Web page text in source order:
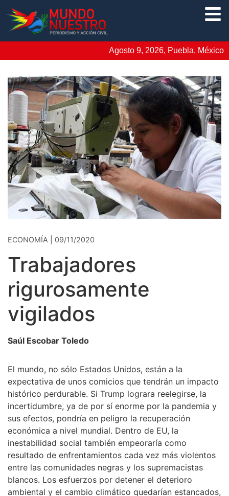
Agosto 9, 2026, Puebla, México
ECONOMÍA | 09/11/2020
Trabajadores
rigurosamente
vigilados
Saúl Escobar Toledo
El mundo, no sólo Estados Unidos, están a la
expectativa de unos comicios que tendrán un impacto
histórico perdurable. Si Trump lograra reelegirse, la
incertidumbre, ya de por sí enorme por la pandemia y
sus efectos, pondría en peligro la recuperación
económica a nivel mundial. Dentro de EU, la
inestabilidad social también empeoraría como
resultado de enfrentamientos cada vez más violentos
entre las comunidades negras y los supremacistas
blancos. Los esfuerzos por detener el deterioro
ambiental y el cambio climático quedarían estancados,